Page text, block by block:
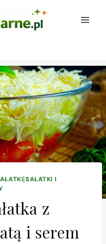
SAŁATKI I
z
i serem